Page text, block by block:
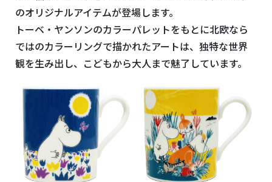
のオリジナルアイテムが登場します。
トーベ・ヤンソンのカラーパレットをもとに北欧なら
ではのカラーリングで描かれたアートは、独特な世界
観を生み出し、こどもから大人まで魅了しています。